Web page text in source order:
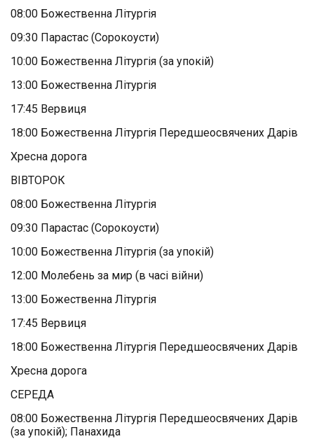
08:00 Божественна Літургія
09:30 Парастас (Сорокоусти)
10:00 Божественна Літургія (за упокій)
13:00 Божественна Літургія
17:45 Вервиця
18:00 Божественна Літургія Передшеосвячених Дарів
Хресна дорога
ВІВТОРОК
08:00 Божественна Літургія
09:30 Парастас (Сорокоусти)
10:00 Божественна Літургія (за упокій)
12:00 Молебень за мир (в часі війни)
13:00 Божественна Літургія
17:45 Вервиця
18:00 Божественна Літургія Передшеосвячених Дарів
Хресна дорога
СЕРЕДА
08:00 Божественна Літургія Передшеосвячених Дарів
(за упокій); Панахида